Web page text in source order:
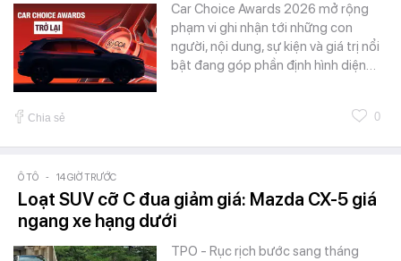
Car Choice Awards 2026 mở rộng
phạm vi ghi nhận tới những con
người, nội dung, sự kiện và giá trị nổi
bật đang góp phần định hình diện…
Chia sẻ 0
Ô TÔ - 14 GIỜ TRƯỚC
Loạt SUV cỡ C đua giảm giá: Mazda CX-5 giá
ngang xe hạng dưới
TPO - Rục rịch bước sang tháng